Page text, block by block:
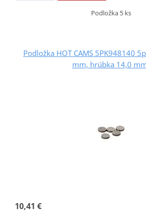
Podložka 5 ks
Podložka HOT CAMS 5PK948140
mm, hrúbka 14,0
10,41 €